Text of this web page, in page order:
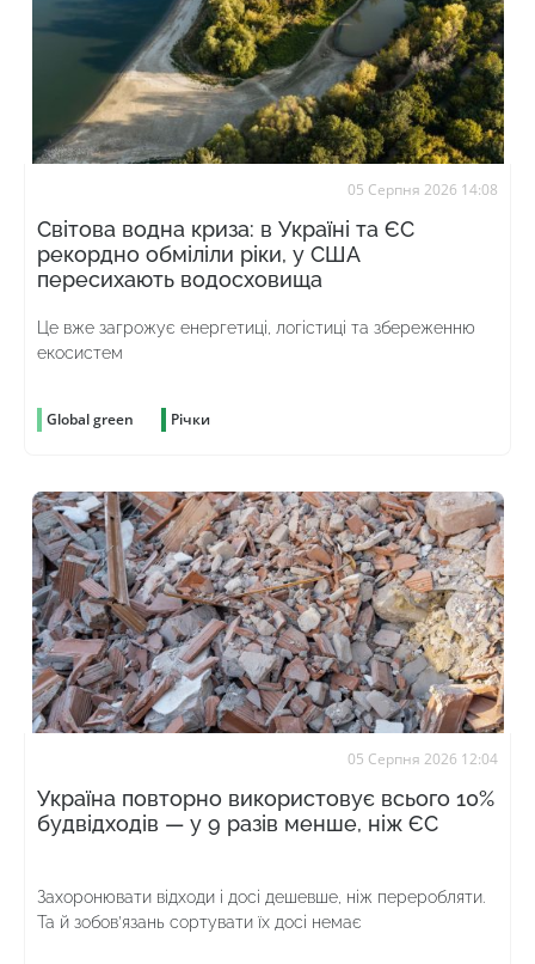
05 Серпня 2026 14:08
Світова водна криза: в Україні та ЄС
рекордно обміліли ріки, у США
пересихають водосховища
Це вже загрожує енергетиці, логістиці та збереженню
екосистем
Global green Річки
05 Серпня 2026 12:04
Україна повторно використовує всього 10%
будвідходів — у 9 разів менше, ніж ЄС
Захоронювати відходи і досі дешевше, ніж переробляти.
Та й зобов’язань сортувати їх досі немає